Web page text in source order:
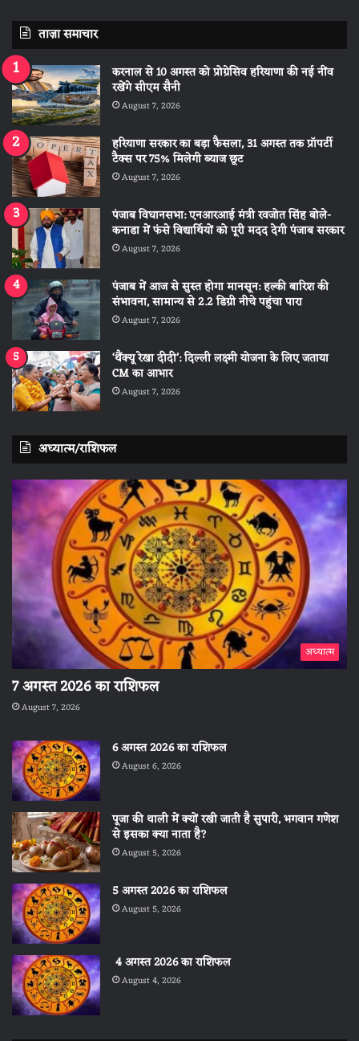
ताज़ा समाचार
करनाल से 10 अगस्त को प्रोग्रेसिव हरियाणा की नई नींव
रखेंगे सीएम सैनी
August 7, 2026
हरियाणा सरकार का बड़ा फैसला, 31 अगस्त तक प्रॉपर्टी
टैक्स पर 75% मिलेगी ब्याज छूट
August 7, 2026
पंजाब विधानसभा: एनआरआई मंत्री रवजोत सिंह बोले-
कनाडा में फंसे विद्यार्थियों को पूरी मदद देगी पंजाब सरकार
August 7, 2026
पंजाब में आज से सुस्त होगा मानसून: हल्की बारिश की
संभावना, सामान्य से 2.2 डिग्री नीचे पहुंचा पारा
August 7, 2026
‘थैंक्यू रेखा दीदी’: दिल्ली लक्ष्मी योजना के लिए जताया
CM का आभार
August 7, 2026
अध्यात्म/राशिफल
अध्यात्म
7 अगस्त 2026 का राशिफल
August 7, 2026
6 अगस्त 2026 का राशिफल
August 6, 2026
पूजा की थाली में क्यों रखी जाती है सुपारी, भगवान गणेश
से इसका क्या नाता है?
August 5, 2026
5 अगस्त 2026 का राशिफल
August 5, 2026
4 अगस्त 2026 का राशिफल
August 4, 2026